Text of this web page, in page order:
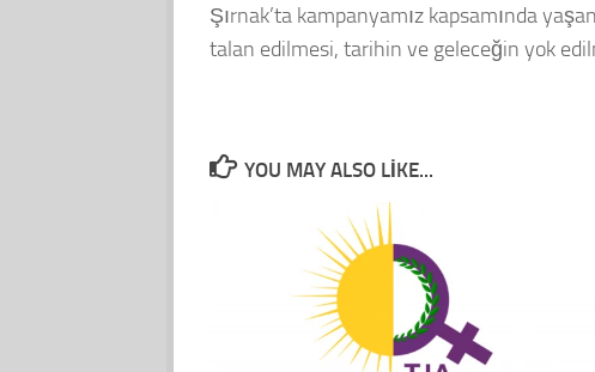
Şırnak’ta kampanyamız kapsamında
talan edilmesi, tarihin ve geleceğin yok
YOU MAY ALSO LIKE...